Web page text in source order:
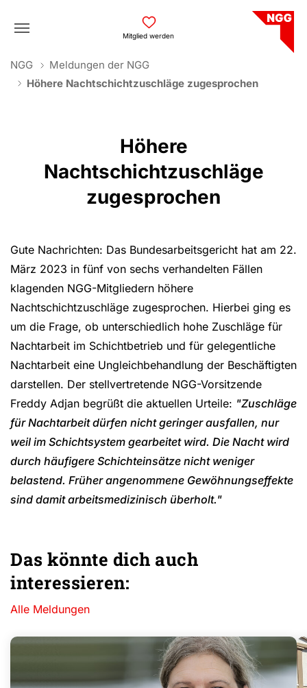
Mitglied werden
You are here:
NGG
Meldungen der NGG
Höhere Nachtschichtzuschläge zugesprochen
Höhere
Nachtschichtzuschläge
zugesprochen
Gute Nachrichten: Das Bundesarbeitsgericht hat am 22.
März 2023 in fünf von sechs verhandelten Fällen
klagenden NGG-Mitgliedern höhere
Nachtschichtzuschläge zugesprochen. Hierbei ging es
um die Frage, ob unterschiedlich hohe Zuschläge für
Nachtarbeit im Schichtbetrieb und für gelegentliche
Nachtarbeit eine Ungleichbehandlung der Beschäftigten
darstellen. Der stellvertretende NGG-Vorsitzende
Freddy Adjan begrüßt die aktuellen Urteile: "Zuschläge
für Nachtarbeit dürfen nicht geringer ausfallen, nur
weil im Schichtsystem gearbeitet wird. Die Nacht wird
durch häufigere Schichteinsätze nicht weniger
belastend. Früher angenommene Gewöhnungseffekte
sind damit arbeitsmedizinisch überholt."
Das könnte dich auch
interessieren:
Alle Meldungen